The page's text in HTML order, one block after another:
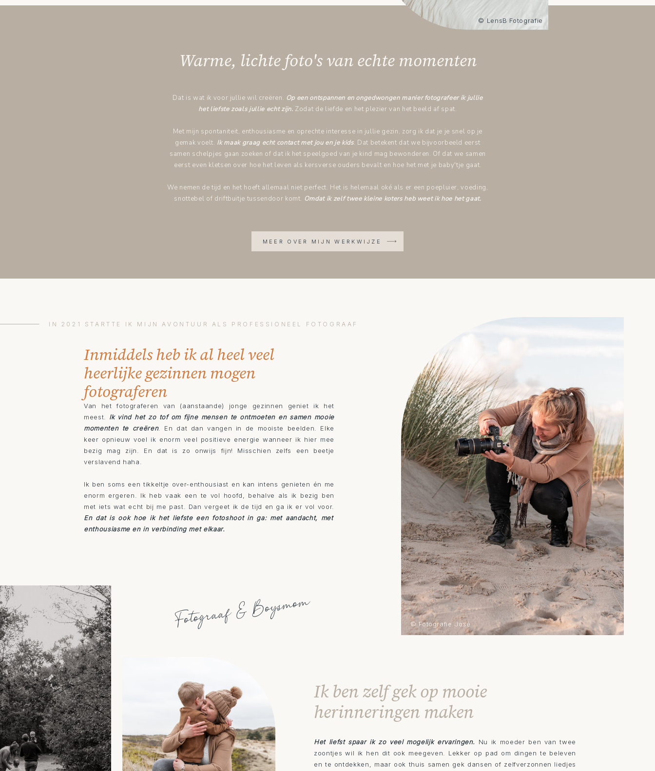
© LensB Fotografie
MEER OVER MIJN WERKWIJZE
Dat is wat ik voor jullie wil creëren. Op een ontspannen en ongedwongen manier fotografeer ik jullie
het liefste zoals jullie echt zijn. Zodat de liefde en het plezier van het beeld af spat.
Met mijn spontaniteit, enthousiasme en oprechte interesse in jullie gezin, zorg ik dat je je snel op je
gemak voelt. Ik maak graag echt contact met jou en je kids. Dat betekent dat we bijvoorbeeld eerst
samen schelpjes gaan zoeken of dat ik het speelgoed van je kind mag bewonderen. Of dat we samen
eerst even kletsen over hoe het leven als kersverse ouders bevalt en hoe het met je baby'tje gaat.
We nemen de tijd en het hoeft allemaal niet perfect. Het is helemaal oké als er een poepluier, voeding,
snottebel of driftbuitje tussendoor komt. Omdat ik zelf twee kleine koters heb weet ik hoe het gaat.
Warme, lichte foto's van echte momenten
Van het fotograferen van (aanstaande) jonge gezinnen geniet ik het
meest. Ik vind het zo tof om fijne mensen te ontmoeten en samen mooie
momenten te creëren. En dat dan vangen in de mooiste beelden. Elke
keer opnieuw voel ik enorm veel positieve energie wanneer ik hier mee
bezig mag zijn. En dat is zo onwijs fijn! Misschien zelfs een beetje
verslavend haha.
Ik ben soms een tikkeltje over-enthousiast en kan intens genieten én me
enorm ergeren. Ik heb vaak een te vol hoofd, behalve als ik bezig ben
met iets wat echt bij me past. Dan vergeet ik de tijd en ga ik er vol voor.
En dat is ook hoe ik het liefste een fotoshoot in ga: met aandacht, met
enthousiasme en in verbinding met elkaar.
Inmiddels heb ik al heel veel
heerlijke gezinnen mogen
fotograferen
© Fotografie José
IN 2021 STARTTE IK MIJN AVONTUUR ALS PROFESSIONEEL FOTOGRAAF
Het liefst spaar ik zo veel mogelijk ervaringen.
Nu ik moeder ben van twee
zoontjes wil ik hen dit ook meegeven. Lekker op pad om dingen te beleven
en te ontdekken, maar ook thuis samen gek dansen of zelfverzonnen liedjes
Ik ben zelf gek op mooie
herinneringen maken
Fotograaf & Boysmom